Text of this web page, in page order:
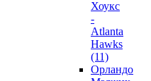
Хоукс
-
Atlanta
Hawks
(11)
Орландо